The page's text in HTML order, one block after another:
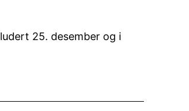
25. desember og i